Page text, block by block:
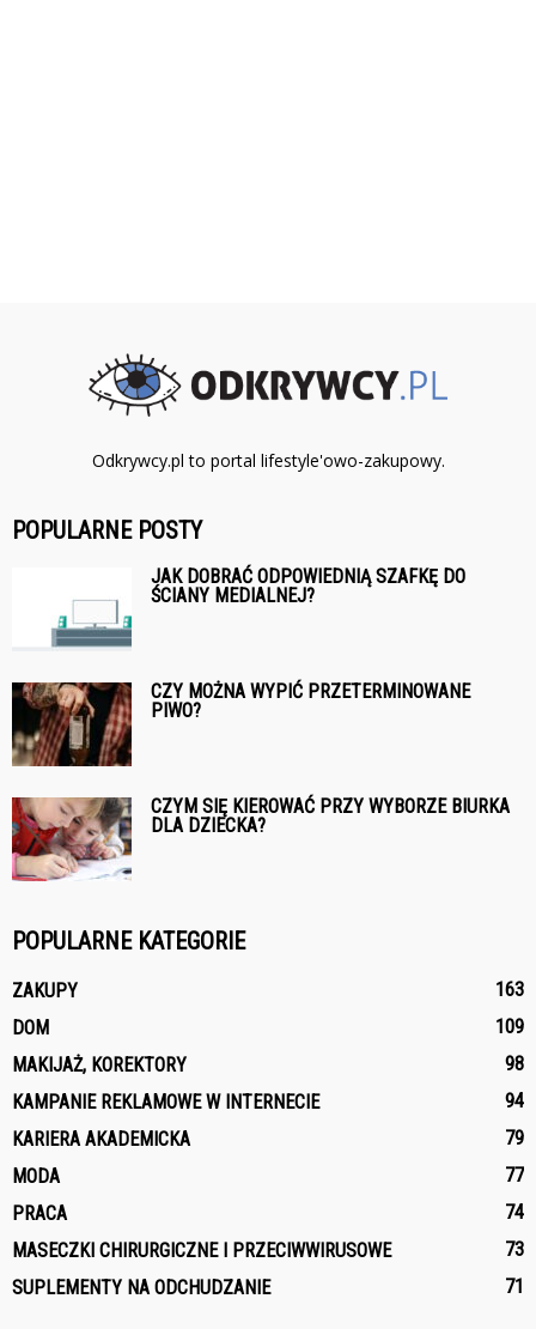
Odkrywcy.pl to portal lifestyle'owo-zakupowy.
POPULARNE POSTY
JAK DOBRAĆ ODPOWIEDNIĄ SZAFKĘ DO
ŚCIANY MEDIALNEJ?
CZY MOŻNA WYPIĆ PRZETERMINOWANE
PIWO?
CZYM SIĘ KIEROWAĆ PRZY WYBORZE BIURKA
DLA DZIECKA?
POPULARNE KATEGORIE
ZAKUPY
163
DOM
109
MAKIJAŻ, KOREKTORY
98
KAMPANIE REKLAMOWE W INTERNECIE
94
KARIERA AKADEMICKA
79
MODA
77
PRACA
74
MASECZKI CHIRURGICZNE I PRZECIWWIRUSOWE
73
SUPLEMENTY NA ODCHUDZANIE
71